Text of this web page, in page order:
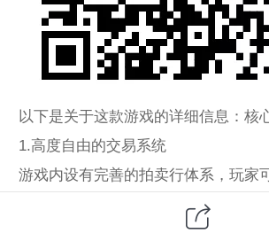
以下是关于这款游戏的详细信息：核
1.高度自由的交易系统
游戏内设有完善的拍卖行体系，玩家
备、材料、货币等道具，所有产出均
统稳定，严厉打击外挂和工作室，保